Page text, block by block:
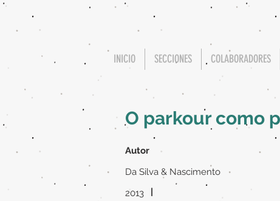
INICIO SECCIONES COLABORADORES
O parkour como
Autor
Da Silva & Nascimento
2013
|